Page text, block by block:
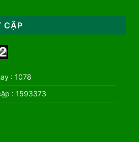
CẬP
: 1078
: 1593373